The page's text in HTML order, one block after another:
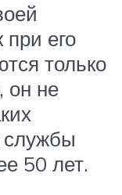
при его
только
он не
службы
50 лет.